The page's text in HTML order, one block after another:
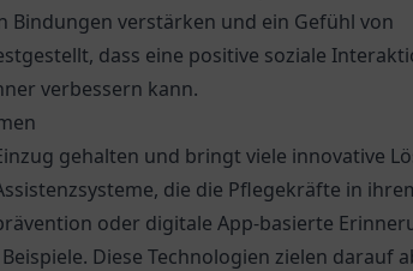
Bindungen verstärken und ein Gefühl von
dass eine positive soziale
verbessern kann.
gehalten und bringt viele innovative
die die Pflegekräfte in
oder digitale App-basierte
Diese Technologien zielen darauf